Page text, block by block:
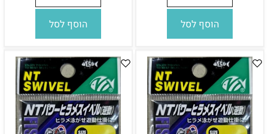
הוסף לסל הוסף לסל